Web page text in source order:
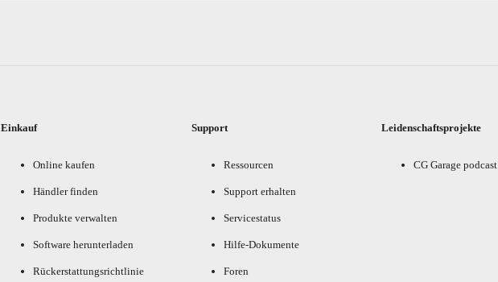
Einkauf
Online kaufen
Händler finden
Produkte verwalten
Software herunterladen
Rückerstattungsrichtlinie
Support
Ressourcen
Support erhalten
Servicestatus
Hilfe-Dokumente
Foren
Leidenschaftsprojekte
CG Garage podcast